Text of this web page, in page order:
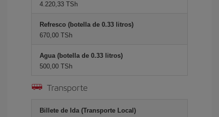
4.220,33 TSh
Refresco (botella de 0.33 litros)
670,00 TSh
Agua (botella de 0.33 litros)
500,00 TSh
Transporte
Billete de Ida (Transporte Local)